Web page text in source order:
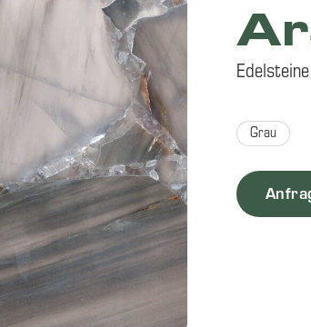
Edelsteine
Grau